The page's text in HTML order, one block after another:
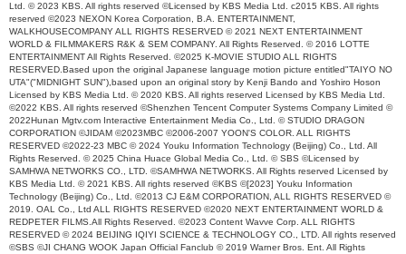
Ltd. © 2023 KBS. All rights reserved ©Licensed by KBS Media Ltd. c2015 KBS. All rights
reserved ©2023 NEXON Korea Corporation, B.A. ENTERTAINMENT,
WALKHOUSECOMPANY ALL RIGHTS RESERVED © 2021 NEXT ENTERTAINMENT
WORLD & FILMMAKERS R&K & SEM COMPANY. All Rights Reserved. © 2016 LOTTE
ENTERTAINMENT All Rights Reserved. ©2025 K-MOVIE STUDIO ALL RIGHTS
RESERVED.Based upon the original Japanese language motion picture entitled"TAIYO NO
UTA"("MIDNIGHT SUN"),based upon an original story by Kenji Bando and Yoshiro Hoson
Licensed by KBS Media Ltd. © 2020 KBS. All rights reserved Licensed by KBS Media Ltd.
©2022 KBS. All rights reserved ©Shenzhen Tencent Computer Systems Company Limited ©
2022Hunan Mgtv.com Interactive Entertainment Media Co., Ltd. © STUDIO DRAGON
CORPORATION ©JIDAM ©2023MBC ©2006-2007 YOON'S COLOR. ALL RIGHTS
RESERVED ©2022-23 MBC © 2024 Youku Information Technology (Beijing) Co., Ltd. All
Rights Reserved. © 2025 China Huace Global Media Co., Ltd. © SBS ©Licensed by
SAMHWA NETWORKS CO., LTD. ©SAMHWA NETWORKS. All Rights reserved Licensed by
KBS Media Ltd. © 2021 KBS. All rights reserved ©KBS ©[2023] Youku Information
Technology (Beijing) Co., Ltd. ©2013 CJ E&M CORPORATION, ALL RIGHTS RESERVED ©
2019. OAL Co., Ltd ALL RIGHTS RESERVED ©2020 NEXT ENTERTAINMENT WORLD &
REDPETER FILMS.All Rights Reserved. ©2023 Content Wavve Corp. ALL RIGHTS
RESERVED © 2024 BEIJING IQIYI SCIENCE & TECHNOLOGY CO., LTD. All rights reserved
©SBS ©JI CHANG WOOK Japan Official Fanclub © 2019 Warner Bros. Ent. All Rights